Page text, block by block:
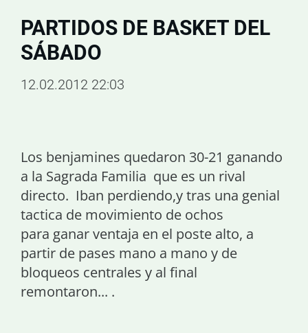
PARTIDOS DE BASKET DEL
SÁBADO
12.02.2012 22:03
Los benjamines quedaron 30-21 ganando
a la Sagrada Familia que es un rival
directo. Iban perdiendo,y tras una genial
tactica de movimiento de ochos
para ganar ventaja en el poste alto, a
partir de pases mano a mano y de
bloqueos centrales y al final
remontaron... .